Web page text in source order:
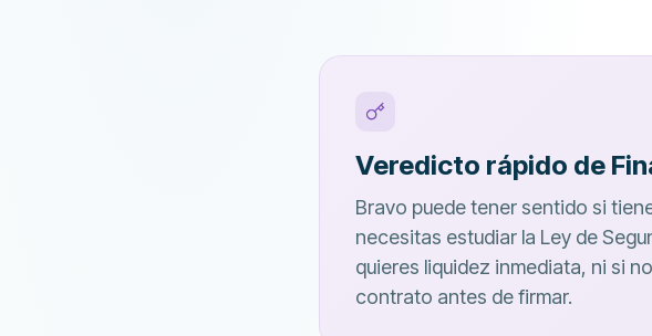
Veredicto rápido de
Bravo puede tener sentido si
necesitas estudiar la Ley de
quieres liquidez inmediata, ni si
contrato antes de firmar.